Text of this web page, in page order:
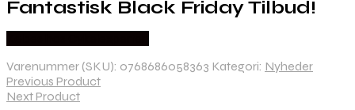
Fantastisk Black Friday Tilbud!
Varenummer (SKU): 0768686058363 Kategori: Nyheder
Previous Product
Next Product